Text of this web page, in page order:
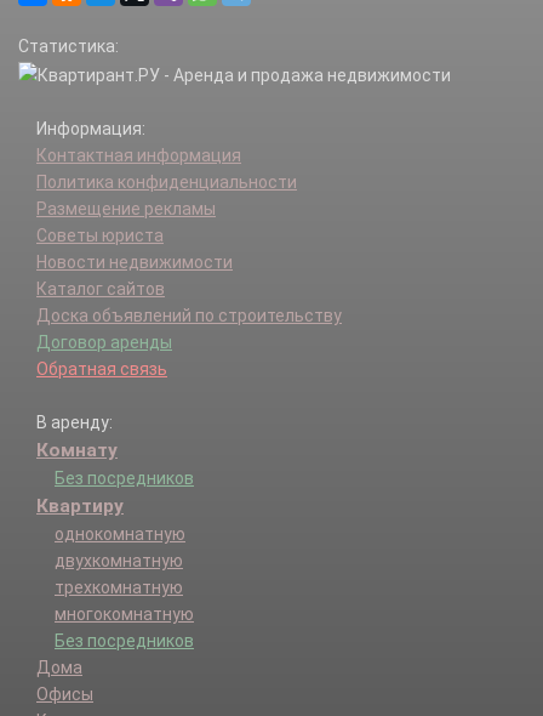
Статистика:
Информация:
Контактная информация
Политика конфиденциальности
Размещение рекламы
Советы юриста
Новости недвижимости
Каталог сайтов
Доска объявлений по строительству
Договор аренды
Обратная связь
В аренду:
Комнату
Без посредников
Квартиру
однокомнатную
двухкомнатную
трехкомнатную
многокомнатную
Без посредников
Дома
Офисы